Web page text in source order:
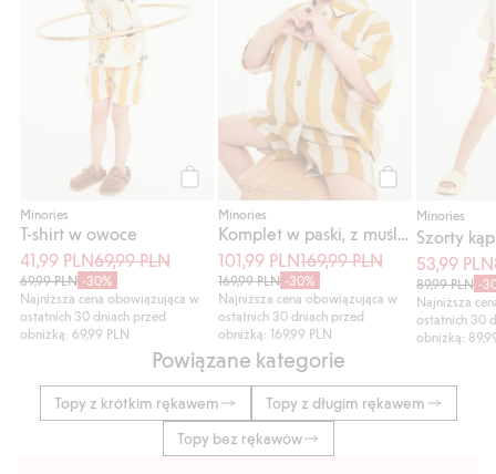
Minories
T-shirt w owoce
41,99 PLN69,99 PLN
69,99 PLN -30%
Najniższa cena obowiązująca w
ostatnich 30 dniach przed
obniżką: 69,99 PLN
Kup
Minories
101,99 PLN169,99 PLN
169,99 PLN -30%
Najniższa cena obowiązująca w
ostatnich 30 dniach przed
obniżką: 169,99 PLN
Minories
53,99 PLN
89,99 PLN -
Najniższa
ostatnich 30
obniżką:
Powiązane kategorie
Topy z krótkim rękawem
Topy z długim rękawem
Topy bez rękawów